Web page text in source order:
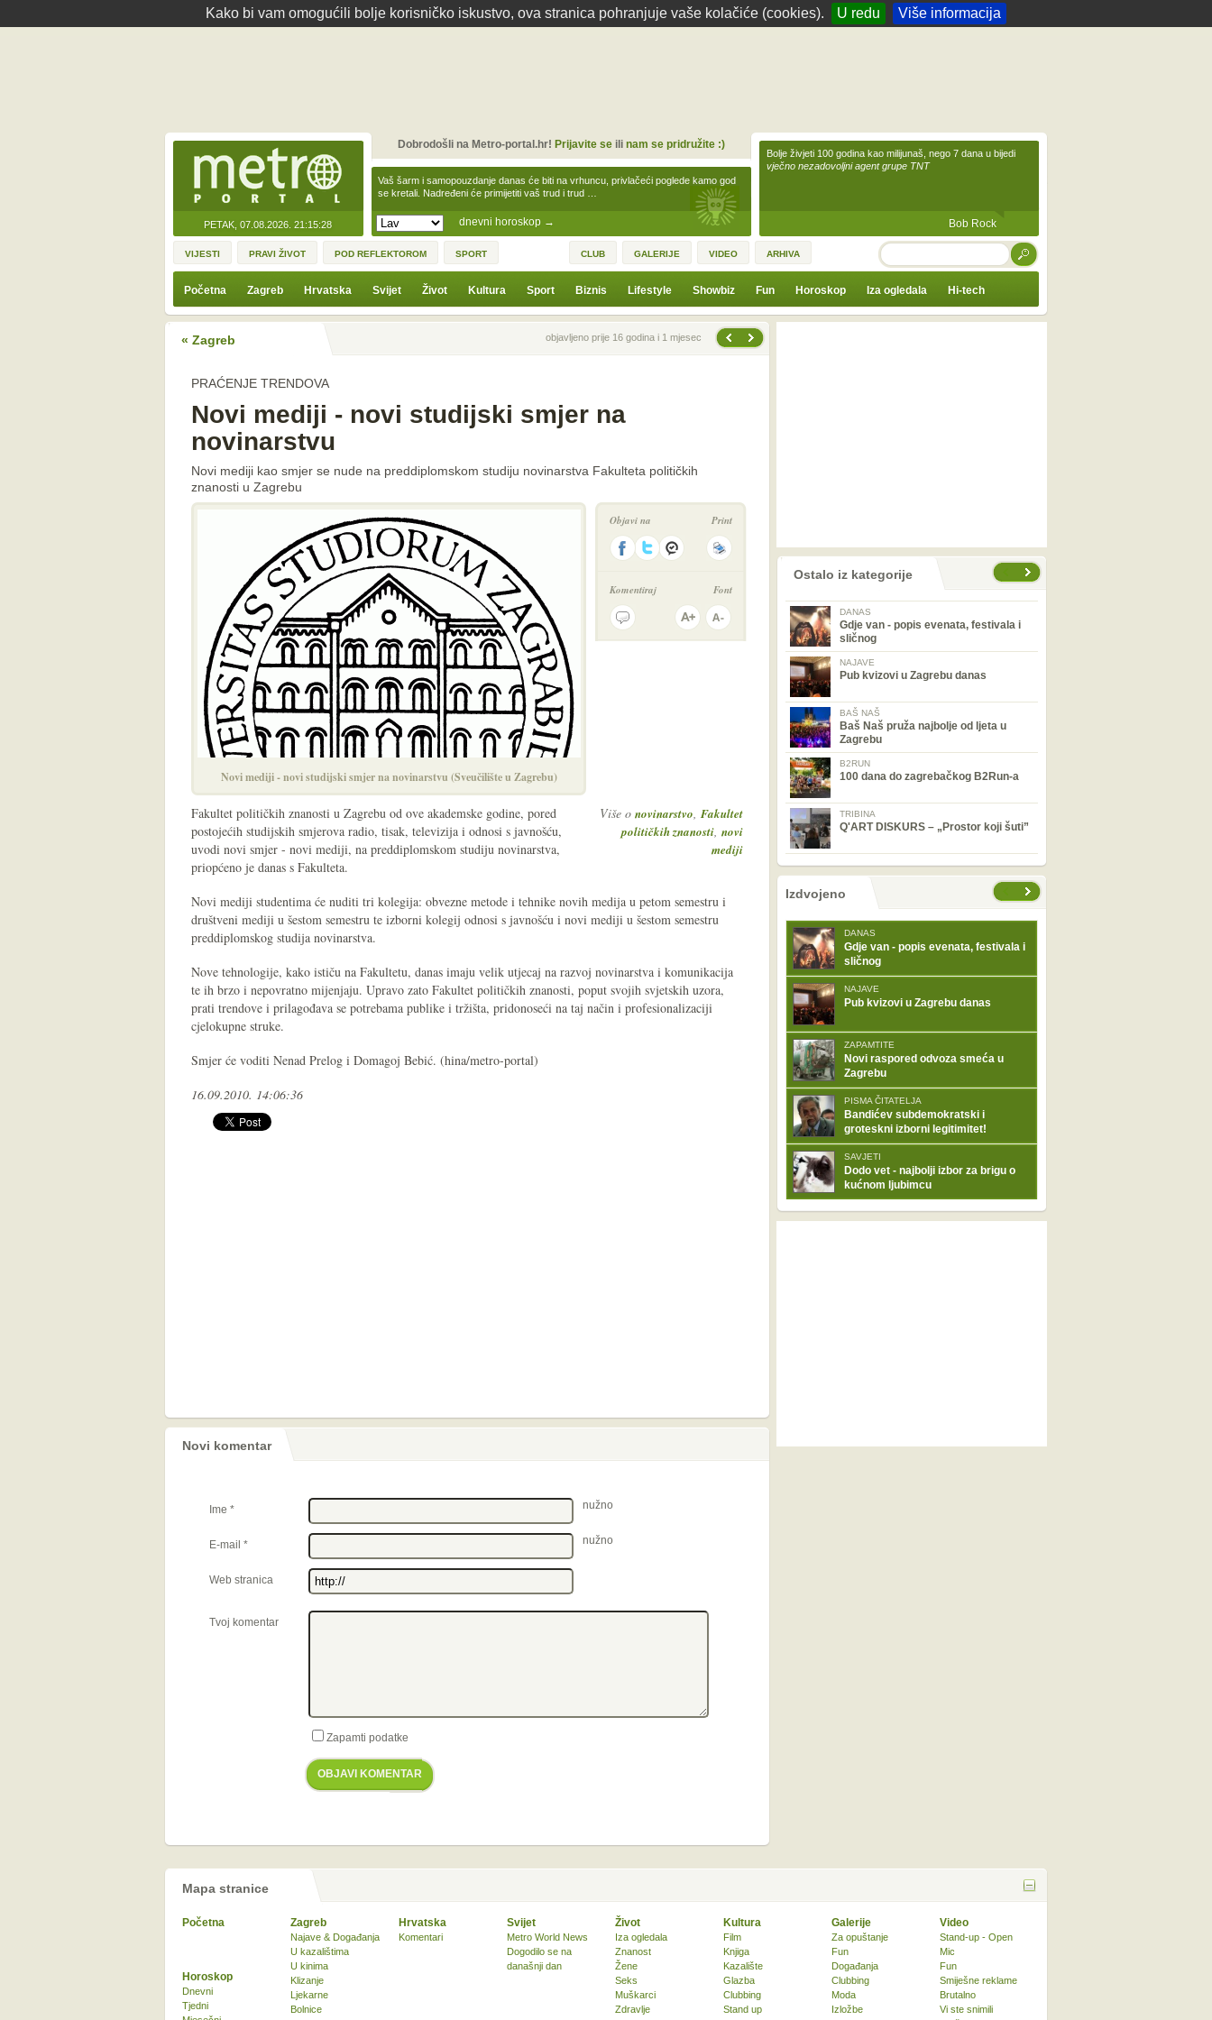
Kako bi vam omogućili bolje korisničko iskustvo, ova stranica pohranjuje vaše kolačiće (cookies). U redu Više informacija
PETAK, 07.08.2026. 21:15:28 dnevni horoskop →
Vaš šarm i samopouzdanje danas će biti na vrhuncu, privlačeći poglede kamo god
se kretali. Nadređeni će primijetiti vaš trud i trud …
Dobrodošli na Metro-portal.hr! Prijavite seili nam se pridružite :)
Bolje živjeti 100 godina kao milijunaš, nego 7 dana u bijedi
vječno nezadovoljni agent grupe TNT
Bob Rock
VIJESTI PRAVI ŽIVOT POD REFLEKTOROM SPORT CLUB GALERIJE VIDEO ARHIVA TRAŽI
Početna Zagreb Hrvatska Svijet Život Kultura Sport Biznis Lifestyle Showbiz Fun Horoskop Iza ogledala Hi-tech
« Zagreb Prethodna vijestobjavljeno prije 16 godina i 1 mjesec
PRAĆENJE TRENDOVA
Novi mediji - novi studijski smjer na
novinarstvu
Novi mediji kao smjer se nude na preddiplomskom studiju novinarstva Fakulteta političkih
znanosti u Zagrebu
Novi mediji - novi studijski smjer na novinarstvu (Sveučilište u Zagrebu)
Objavi na Print
Komentiraj Font
Više o novinarstvo, Fakultet
političkih znanosti, novi
mediji
Fakultet političkih znanosti u Zagrebu od ove akademske godine, pored
postojećih studijskih smjerova radio, tisak, televizija i odnosi s javnošću,
uvodi novi smjer - novi mediji, na preddiplomskom studiju novinarstva,
priopćeno je danas s Fakulteta.
Novi mediji studentima će nuditi tri kolegija: obvezne metode i tehnike novih medija u petom semestru i
društveni mediji u šestom semestru te izborni kolegij odnosi s javnošću i novi mediji u šestom semestru
preddiplomskog studija novinarstva.
Nove tehnologije, kako ističu na Fakultetu, danas imaju velik utjecaj na razvoj novinarstva i komunikacija
te ih brzo i nepovratno mijenjaju. Upravo zato Fakultet političkih znanosti, poput svojih svjetskih uzora,
prati trendove i prilagođava se potrebama publike i tržišta, pridonoseći na taj način i profesionalizaciji
cjelokupne struke.
Smjer će voditi Nenad Prelog i Domagoj Bebić. (hina/metro-portal)
16.09.2010. 14:06:36
Novi komentar
Ime * nužno
E-mail * nužno
Web stranica
Tvoj komentar
Zapamti podatke
OBJAVI KOMENTAR
Ostalo iz kategorije
DANAS
Gdje van - popis evenata, festivala i
sličnog
NAJAVE
Pub kvizovi u Zagrebu danas
BAŠ NAŠ
Baš Naš pruža najbolje od ljeta u
Zagrebu
B2RUN
100 dana do zagrebačkog B2Run-a
TRIBINA
Q'ART DISKURS – „Prostor koji šuti”
nema prethodne stranice
sljedećeIzdvojeno
DANAS
Gdje van - popis evenata, festivala i
sličnog
NAJAVE
Pub kvizovi u Zagrebu danas
ZAPAMTITE
Novi raspored odvoza smeća u
Zagrebu
PISMA ČITATELJA
Bandićev subdemokratski i
groteskni izborni legitimitet!
SAVJETI
Dodo vet - najbolji izbor za brigu o
kućnom ljubimcu
Mapa stranice
Početna Zagreb
Najave & Događanja
U kazalištima
U kinima
Klizanje
Ljekarne
Bolnice
Hrvatska
Komentari
Svijet
Metro World News
Dogodilo se na
današnji dan
Život
Iza ogledala
Znanost
Žene
Seks
Muškarci
Zdravlje
Kultura
Film
Knjiga
Kazalište
Glazba
Clubbing
Stand up
Horoskop
Dnevni
Tjedni
Galerije
Za opuštanje
Fun
Događanja
Clubbing
Moda
Izložbe
Video
Stand-up - Open
Mic
Fun
Smiješne reklame
Brutalno
Vi ste snimili